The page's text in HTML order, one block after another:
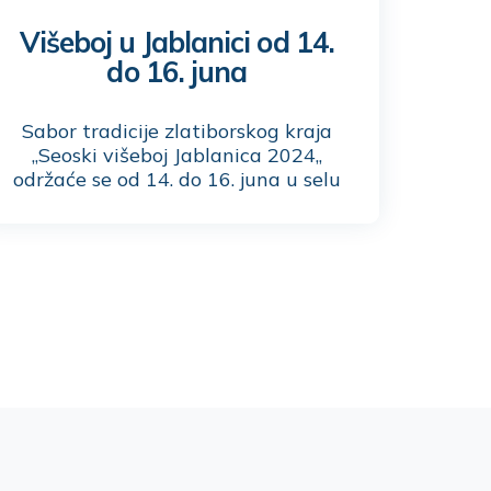
Višeboj u Jablanici od 14.
do 16. juna
Sabor tradicije zlatiborskog kraja
„Seoski višeboj Jablanica 2024„
održaće se od 14. do 16. juna u selu